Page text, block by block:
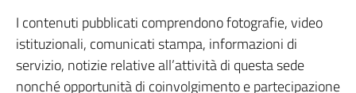
I contenuti pubblicati comprendono fotografie, video
istituzionali, comunicati stampa, informazioni di
servizio, notizie relative all’attività di questa sede
nonché opportunità di coinvolgimento e partecipazione